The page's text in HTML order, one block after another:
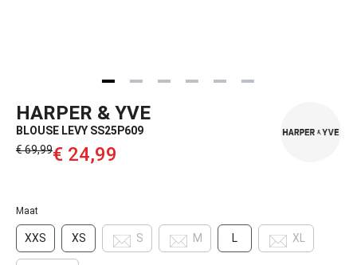
HARPER & YVE
BLOUSE LEVY SS25P609
€ 69,99‌€ 24,99‌
Maat
XXS XS S M L XL